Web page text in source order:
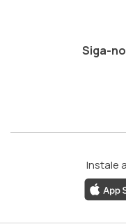
Siga-
Instale